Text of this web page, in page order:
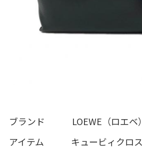
ブランド LOEWE（ロエベ）
アイテム キュービィクロス